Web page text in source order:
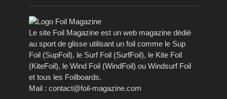
Le site Foil Magazine est un web magazine dédié
au sport de glisse utilisant un foil comme le Sup
Foil (SupFoil), le Surf Foil (SurfFoil), le Kite Foil
(KiteFoil), le Wind Foil (WindFoil) ou Windsurf Foil
et tous les Foilboards.
Mail : contact@foil-magazine.com